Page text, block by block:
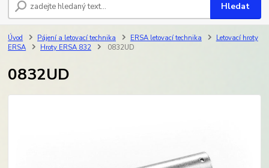
Hledat
Úvod Pájení a letovací technika ERSA letovací technika
Letovací hroty
ERSA
Hroty ERSA 832 0832UD
0832UD